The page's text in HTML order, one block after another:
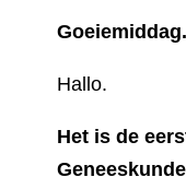
Hallo.
Het is de